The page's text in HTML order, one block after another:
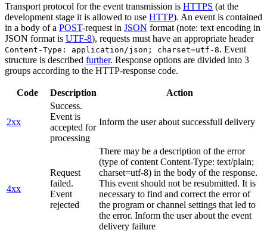
Transport protocol for the event transmission is HTTPS (at the
development stage it is allowed to use HTTP). An event is contained
in a body of a POST-request in JSON format (note: text encoding in
JSON format is UTF-8), requests must have an appropriate header
Content-Type: application/json; charset=utf-8. Event
structure is described further. Response options are divided into 3
groups according to the HTTP-response code.
Code Description Action
2xx
Success.
Event is
accepted for
processing
Inform the user about successfull delivery
4xx
Request
failed.
Event
rejected
There may be a description of the error
(type of content Content-Type: text/plain;
charset=utf-8) in the body of the response.
This event should not be resubmitted. It is
necessary to find and correct the error of
the program or channel settings that led to
the error. Inform the user about the event
delivery failure